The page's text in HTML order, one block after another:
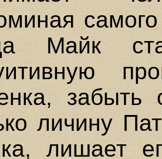
Майк
личину
лишает